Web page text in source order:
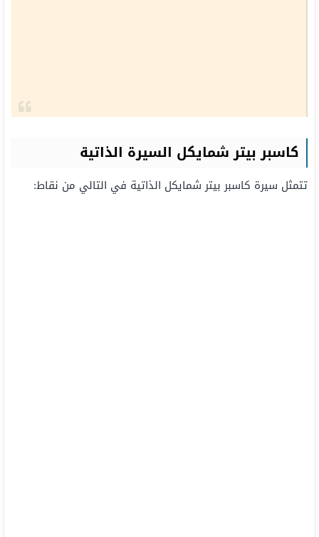
كاسبر بيتر شمايكل السيرة الذاتية
تتمثل سيرة كاسبر بيتر شمايكل الذاتية في التالي من نقاط: